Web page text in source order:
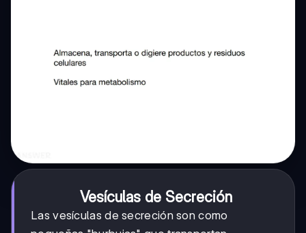
Vesículas de Secreción
Las vesículas de secreción son como